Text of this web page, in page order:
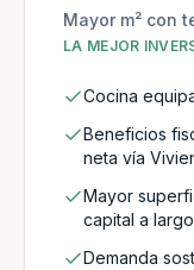
Mayor m² con
LA MEJOR
Cocina
Beneficios
neta vía
Mayor
capital a
Demanda